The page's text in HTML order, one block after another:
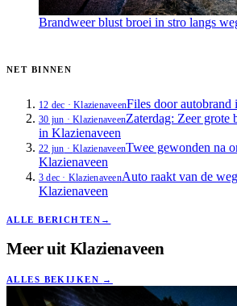
Brandweer blust broei in stro langs
NET BINNEN
12 dec ·KlazienaveenFiles door autobrand
30 jun ·KlazienaveenZaterdag: Zeer grote
in Klazienaveen
22 jun ·KlazienaveenTwee gewonden na
Klazienaveen
3 dec · KlazienaveenAuto raakt van de
Klazienaveen
ALLE BERICHTEN →
Meer uit Klazienaveen
ALLES BEKIJKEN →